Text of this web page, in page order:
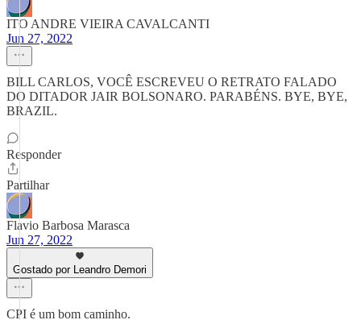
ITO ANDRE VIEIRA CAVALCANTI
Jun 27, 2022
BILL CARLOS, VOCÊ ESCREVEU O RETRATO FALADO
DO DITADOR JAIR BOLSONARO. PARABÉNS. BYE, BYE,
BRAZIL.
Responder
Partilhar
Flavio Barbosa Marasca
Jun 27, 2022
Gostado por Leandro Demori
CPI é um bom caminho.